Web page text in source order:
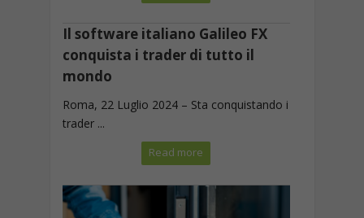
Il software italiano Galileo FX
conquista i trader di tutto il
mondo
Roma, 22 Luglio 2024 – Sta conquistando i
trader ...
Read more